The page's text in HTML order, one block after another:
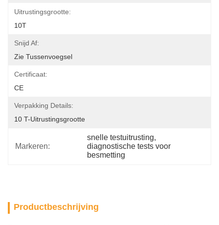
Uitrustingsgrootte:
10T
Snijd Af:
Zie Tussenvoegsel
Certificaat:
CE
Verpakking Details:
10 T-Uitrustingsgrootte
Markeren:
snelle testuitrusting,
diagnostische tests voor
besmetting
Productbeschrijving